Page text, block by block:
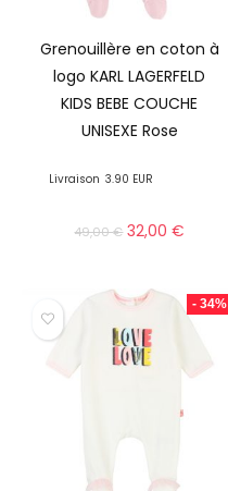
Grenouillère en coton à
logo KARL LAGERFELD
KIDS BEBE COUCHE
UNISEXE Rose
Livraison 3.90 EUR
49,00€ 32,00€
- 34%